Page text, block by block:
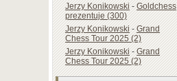
Jerzy Konikowski-Goldchess
prezentuje (300)
Jerzy Konikowski-Grand
Chess Tour 2025 (2)
Jerzy Konikowski-Grand
Chess Tour 2025 (2)